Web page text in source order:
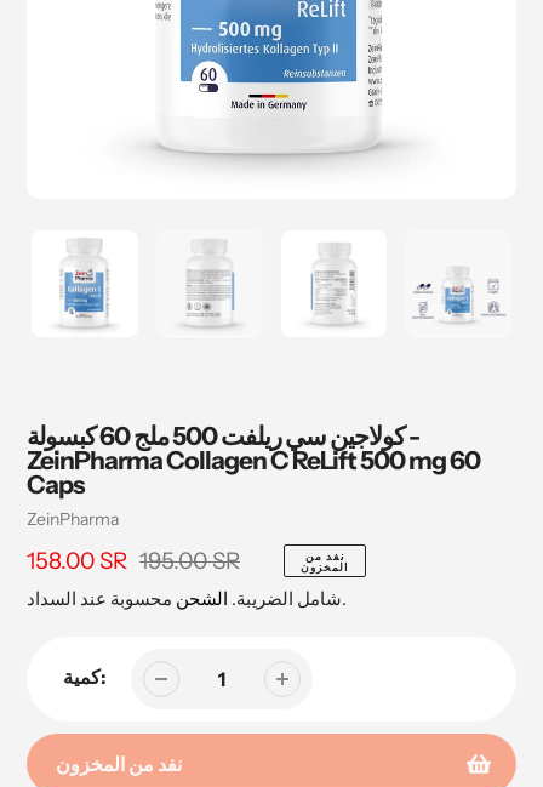
كولاجين سي ريلفت 500 ملج 60 كبسولة -
ZeinPharma Collagen C ReLift 500 mg 60
Caps
بائع
ZeinPharma
سعر
البيع
158.00 SR
السعر 195.00 SR
نفد من
المخزون
شامل الضريبة. الشحن محسوبة عند السداد.
كمية:
نفد من المخزون